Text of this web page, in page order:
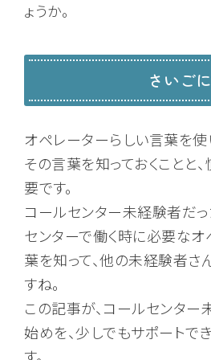
ょうか。
さいごに
オペレーターらしい言葉を使
その言葉を知っておくことと
要です。
コールセンター未経験者だ
センターで働く時に必要な
葉を知って、他の未経験者さ
すね。
この記事が、コールセンター
始めを、少しでもサポートで